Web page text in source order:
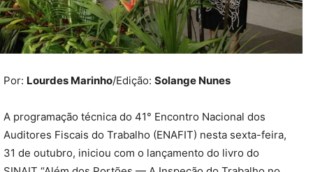
Por: Lourdes Marinho/Edição: Solange Nunes
A programação técnica do 41° Encontro Nacional dos
Auditores Fiscais do Trabalho (ENAFIT) nesta sexta-feira,
31 de outubro, iniciou com o lançamento do livro do